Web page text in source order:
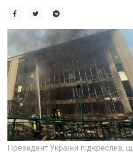
Президент України підкреслив,